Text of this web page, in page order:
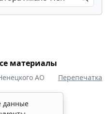
материалы
АО Перепечатка
данные